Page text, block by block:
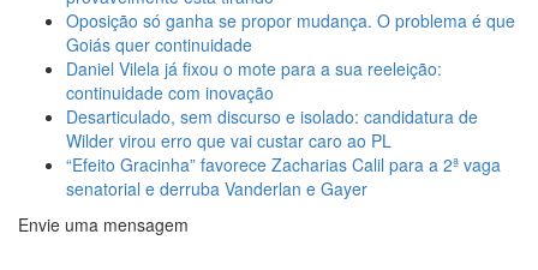
Oposição só ganha se propor mudança. O problema é que
Goiás quer continuidade
Daniel Vilela já fixou o mote para a sua reeleição:
continuidade com inovação
Desarticulado, sem discurso e isolado: candidatura de
Wilder virou erro que vai custar caro ao PL
“Efeito Gracinha” favorece Zacharias Calil para a 2ª vaga
senatorial e derruba Vanderlan e Gayer
Envie uma mensagem